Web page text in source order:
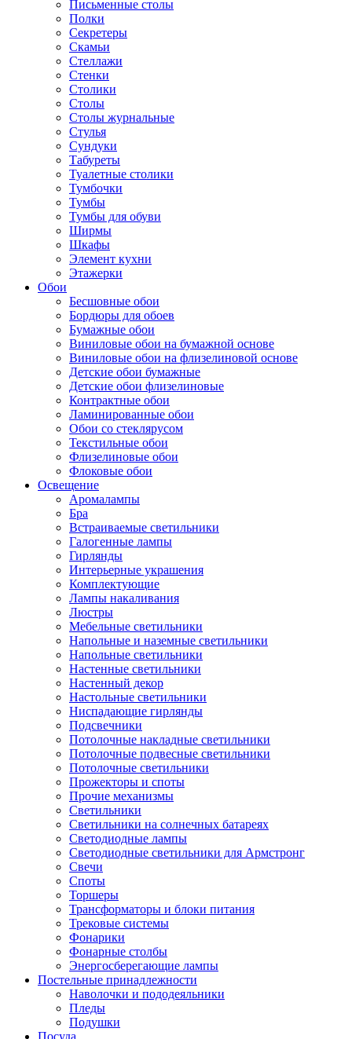
Письменные столы
Полки
Секретеры
Скамьи
Стеллажи
Стенки
Столики
Столы
Столы журнальные
Стулья
Сундуки
Табуреты
Туалетные столики
Тумбочки
Тумбы
Тумбы для обуви
Ширмы
Шкафы
Элемент кухни
Этажерки
Обои
Бесшовные обои
Бордюры для обоев
Бумажные обои
Виниловые обои на бумажной основе
Виниловые обои на флизелиновой основе
Детские обои бумажные
Детские обои флизелиновые
Контрактные обои
Ламинированные обои
Обои со стеклярусом
Текстильные обои
Флизелиновые обои
Флоковые обои
Освещение
Аромалампы
Бра
Встраиваемые светильники
Галогенные лампы
Гирлянды
Интерьерные украшения
Комплектующие
Лампы накаливания
Люстры
Мебельные светильники
Напольные и наземные светильники
Напольные светильники
Настенные светильники
Настенный декор
Настольные светильники
Ниспадающие гирлянды
Подсвечники
Потолочные накладные светильники
Потолочные подвесные светильники
Потолочные светильники
Прожекторы и споты
Прочие механизмы
Светильники
Светильники на солнечных батареях
Светодиодные лампы
Светодиодные светильники для Армстронг
Свечи
Споты
Торшеры
Трансформаторы и блоки питания
Трековые системы
Фонарики
Фонарные столбы
Энергосберегающие лампы
Постельные принадлежности
Наволочки и пододеяльники
Пледы
Подушки
Посуда